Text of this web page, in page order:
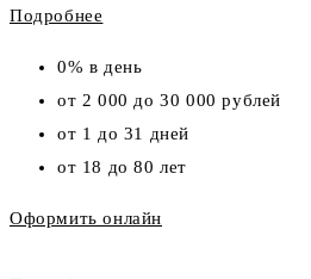
Подробнее
0% в день
от 2 000 до 30 000 рублей
от 1 до 31 дней
от 18 до 80 лет
Оформить онлайн